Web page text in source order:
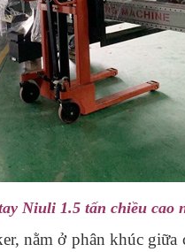
Niuli 1.5 tấn chiều cao
nằm ở phân khúc
trên thị trường
hiện nay
Xe nâng 3.5 tấn
máy Xinchai